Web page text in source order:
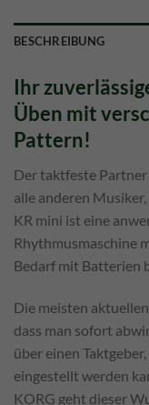
BESCHREIBUNG
Ihr
Üben mit
Pattern!
Der taktfeste
alle anderen
KR mini ist eine
Rhythmusmaschine
Bedarf mit Batterien
Die meisten
dass man sofort
über einen
eingestellt werden
KORG geht dieser